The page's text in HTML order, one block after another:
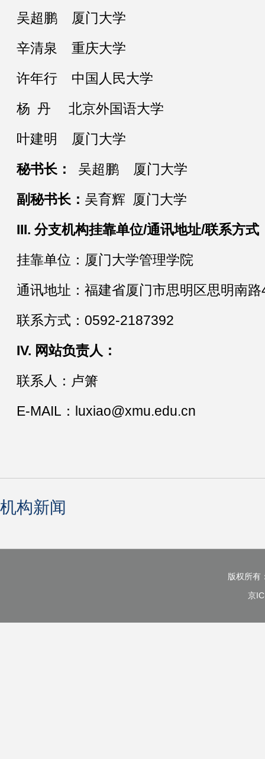
吴超鹏 厦门大学
辛清泉 重庆大学
许年行 中国人民大学
杨 丹 北京外国语大学
叶建明 厦门大学
秘书长：
吴超鹏 厦门大学
副秘书长： 吴育辉 厦门大学
III. 分支机构挂靠单位/通讯地址/联系方式
挂靠单位：厦门大学管理学院
通讯地址：福建省厦门市思明区思明南
联系方式：0592-2187392
IV. 网站负责人：
联系人：卢箫
E-MAIL：luxiao@xmu.edu.cn
机构新闻
版权所有
京